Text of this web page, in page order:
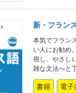
新・フラン
本気でフラン
い人にお勧め
視し、やさし
雑な文法へと
書籍 電子